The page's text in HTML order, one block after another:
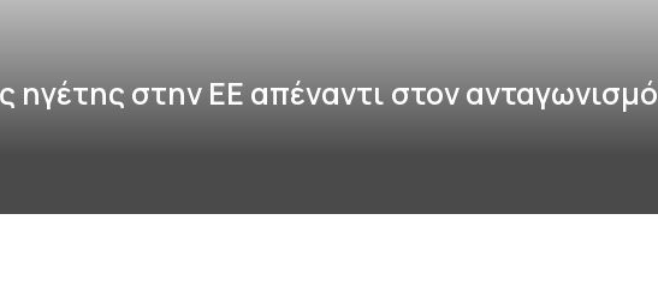
στην ΕΕ απέναντι στον ανταγωνισμό